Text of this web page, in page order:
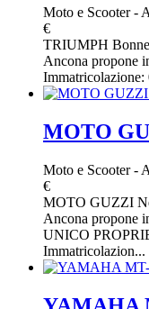
Moto e Scooter-
€
TRIUMPH
Ancona propone
Immatricolazione:
MOTO
Moto e Scooter-
€
MOTO GUZZI
Ancona propone
UNICO
Immatricolazion...